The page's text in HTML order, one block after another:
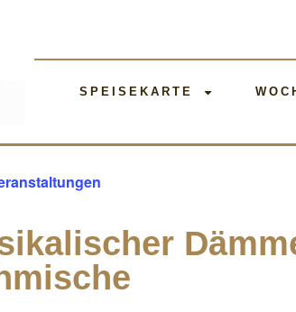
SPEISEKARTE